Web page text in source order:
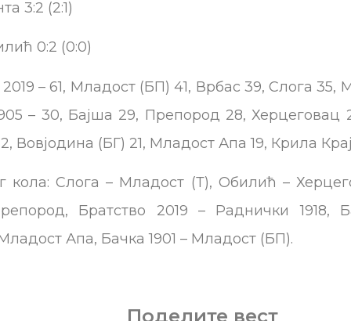
3:2 (2:1)
0:2 (0:0)
– 61, Младост (БП) 41, Врбас 39, Слога 35,
– 30, Бајша 29, Препород 28, Херцеговац
Вовјодина (БГ) 21, Младост Апа 19, Крила
кола: Слога – Младост (Т), Обилић –
Братство 2019 – Раднички 1918,
Апа, Бачка 1901 – Младост (БП).
Поделите вест